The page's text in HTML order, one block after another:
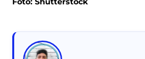
Foto: Shutterstock